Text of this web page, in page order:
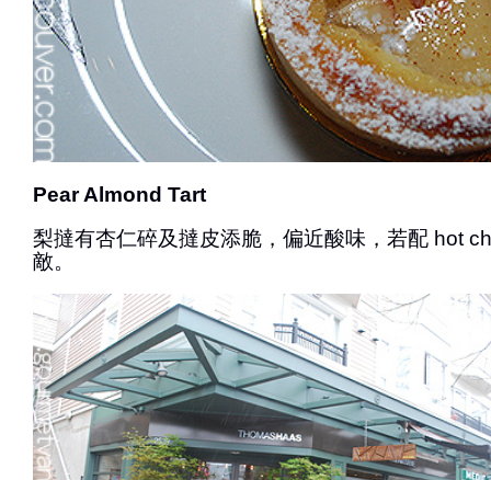
Pear Almond Tart
梨撻有杏仁碎及撻皮添脆，偏近酸味，若配 hot
敵。